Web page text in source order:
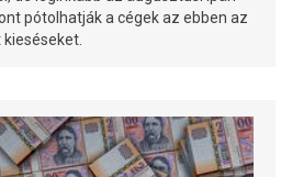
pótolhatják a cégek az ebben az